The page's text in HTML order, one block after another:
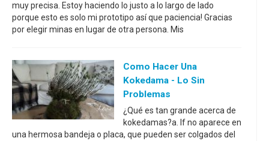
muy precisa. Estoy haciendo lo justo a lo largo de lado
porque esto es solo mi prototipo así que paciencia! Gracias
por elegir minas en lugar de otra persona. Mis
Como Hacer Una
Kokedama - Lo Sin
Problemas
¿Qué es tan grande acerca de
kokedamas?a. If no aparece en
una hermosa bandeja o placa, que pueden ser colgados del